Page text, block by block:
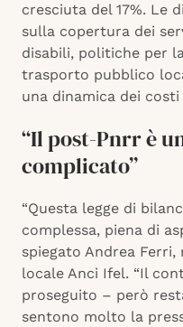
cresciuta del 17%. Le
sulla copertura dei
disabili, politiche per
trasporto pubblico
una dinamica dei
“Il post-Pnrr è
complicato”
“Questa legge di
complessa, piena di
spiegato Andrea
locale Anci Ifel. “Il
proseguito – però
sentono molto la